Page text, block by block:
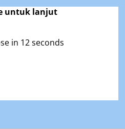
untuk lanjut
in 12seconds